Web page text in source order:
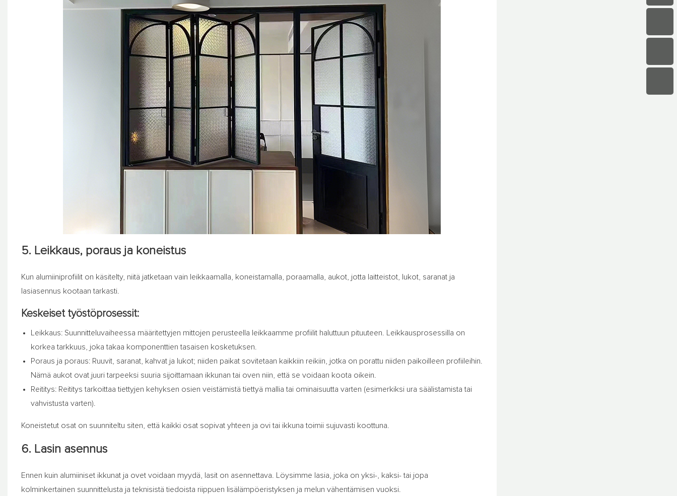
5. Leikkaus, poraus ja koneistus
Kun alumiiniprofiilit on käsitelty, niitä jatketaan vain leikkaamalla, koneistamalla, poraamalla, aukot, jotta laitteistot, lukot, saranat ja
lasiasennus kootaan tarkasti.
Keskeiset työstöprosessit:
Leikkaus: Suunnitteluvaiheessa määritettyjen mittojen perusteella leikkaamme profiilit haluttuun pituuteen. Leikkausprosessilla on
korkea tarkkuus, joka takaa komponenttien tasaisen kosketuksen.
Poraus ja poraus: Ruuvit, saranat, kahvat ja lukot; niiden paikat sovitetaan kaikkiin reikiin, jotka on porattu niiden paikoilleen profiileihin.
Nämä aukot ovat juuri tarpeeksi suuria sijoittamaan ikkunan tai oven niin, että se voidaan koota oikein.
Reititys: Reititys tarkoittaa tiettyjen kehyksen osien veistämistä tiettyä mallia tai ominaisuutta varten (esimerkiksi ura säälistamista tai
vahvistusta varten).
Koneistetut osat on suunniteltu siten, että kaikki osat sopivat yhteen ja ovi tai ikkuna toimii sujuvasti koottuna.
6. Lasin asennus
Ennen kuin alumiiniset ikkunat ja ovet voidaan myydä, lasit on asennettava. Löysimme lasia, joka on yksi-, kaksi- tai jopa
kolminkertainen suunnittelusta ja teknisistä tiedoista riippuen lisälämpöeristyksen ja melun vähentämisen vuoksi.